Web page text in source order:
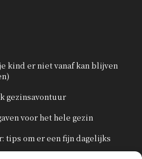
kind er niet vanaf kan blijven
gezinsavontuur
voor het hele gezin
tips om er een fijn dagelijks